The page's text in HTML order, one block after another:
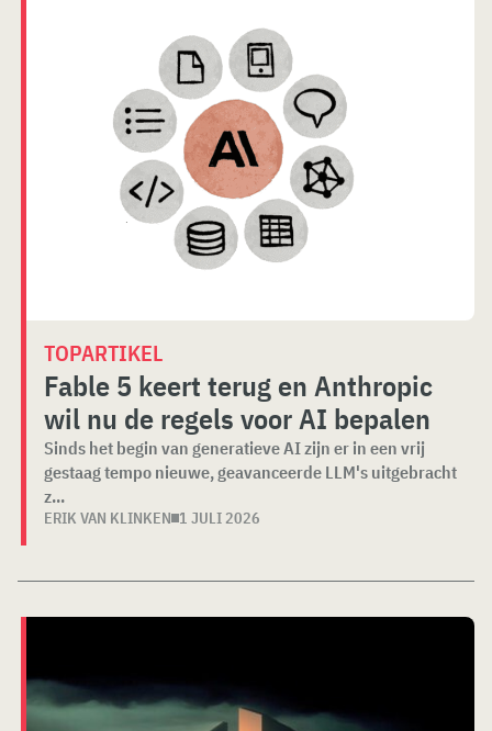
TOPARTIKEL
Fable 5 keert terug en Anthropic
wil nu de regels voor AI bepalen
Sinds het begin van generatieve AI zijn er in een vrij
gestaag tempo nieuwe, geavanceerde LLM's uitgebracht
z...
ERIK VAN KLINKEN 1 JULI 2026